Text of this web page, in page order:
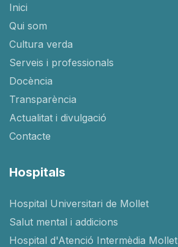
Inici
Qui som
Cultura verda
Serveis i professionals
Docència
Transparència
Actualitat i divulgació
Contacte
Hospitals
Hospital Universitari de Mollet
Salut mental i addicions
Hospital d'Atenció Intermèdia Mollet